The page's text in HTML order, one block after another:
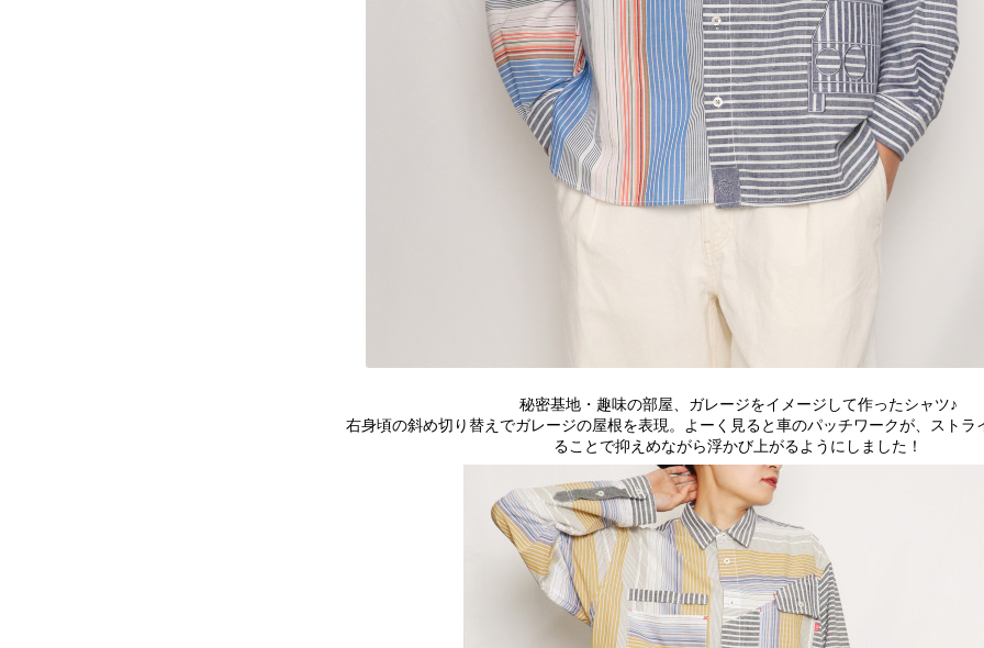
秘密基地・趣味の部屋、ガレージをイメージして作ったシャツ♪
右身頃の斜め切り替えでガレージの屋根を表現。よーく見ると車のパッチワークが、ストラ
ることで抑えめながら浮かび上がるようにしました！